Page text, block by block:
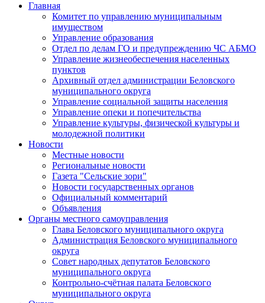
Главная
Комитет по управлению муниципальным
имуществом
Управление образования
Отдел по делам ГО и предупреждению ЧС АБМО
Управление жизнеобеспечения населенных
пунктов
Архивный отдел администрации Беловского
муниципального округа
Управление социальной защиты населения
Управление опеки и попечительства
Управление культуры, физической культуры и
молодежной политики
Новости
Местные новости
Региональные новости
Газета "Сельские зори"
Новости государственных органов
Официальный комментарий
Объявления
Органы местного самоуправления
Глава Беловского муниципального округа
Администрация Беловского муниципального
округа
Совет народных депутатов Беловского
муниципального округа
Контрольно-счётная палата Беловского
муниципального округа